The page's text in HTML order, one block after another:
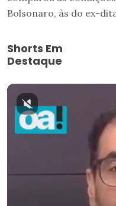
Bolsonaro, às do ex-
Shorts Em
Destaque